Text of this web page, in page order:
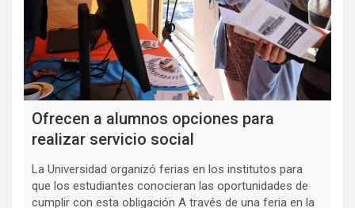
Ofrecen a alumnos opciones para
realizar servicio social
La Universidad organizó ferias en los institutos para
que los estudiantes conocieran las oportunidades de
cumplir con esta obligación A través de una feria en la